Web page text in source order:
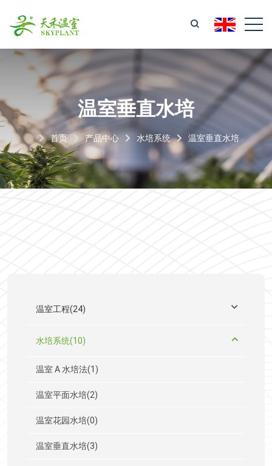
温室垂直水培
首页 产品中心 水培系统 温室垂直水培
温室工程(24)
水培系统(10)
温室 A 水培法(1)
温室平面水培(2)
温室花园水培(0)
温室垂直水培(3)